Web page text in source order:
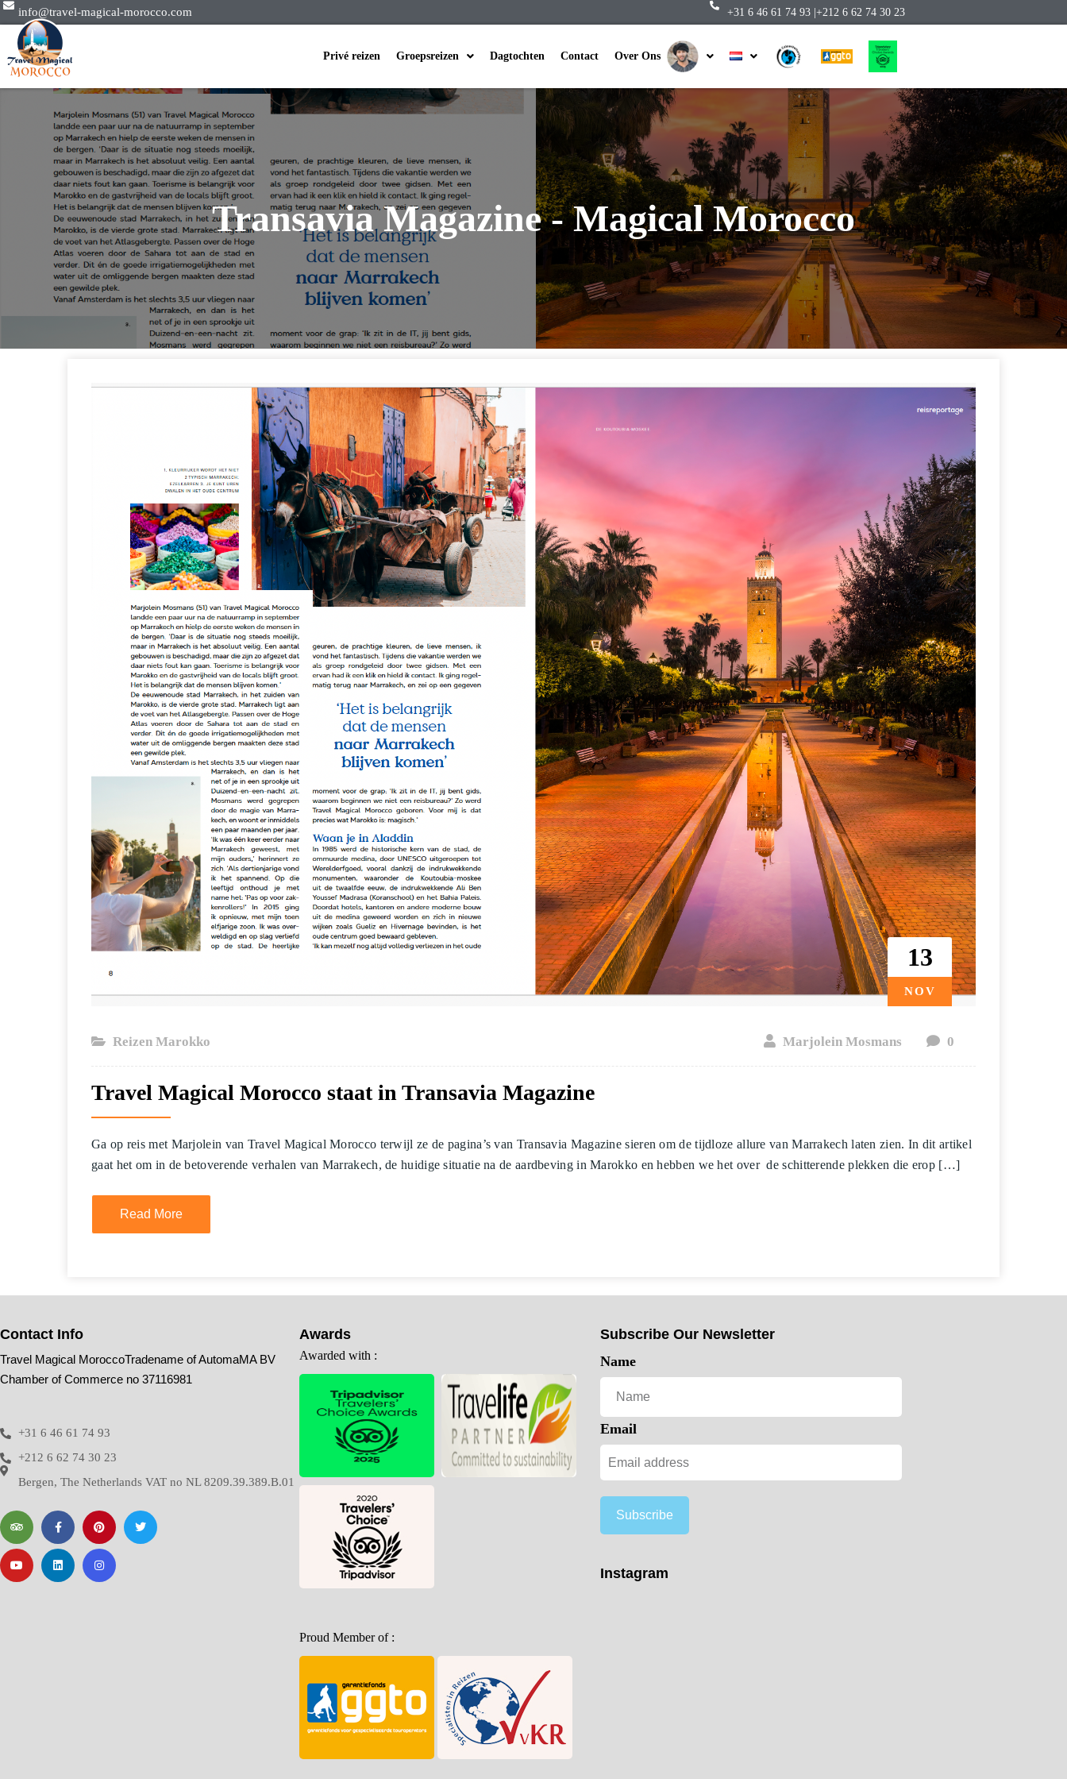
info@travel-magical-morocco.com +31 6 46 61 74 93 | +212 6 62 74 30 23
Privé reizen Groepsreizen Dagtochten Contact Over Ons
Transavia Magazine - Magical Morocco
13
NOV
Reizen Marokko Marjolein Mosmans 0
Travel Magical Morocco staat in Transavia Magazine
Ga op reis met Marjolein van Travel Magical Morocco terwijl ze de pagina’s van Transavia Magazine sieren om de tijdloze allure van Marrakech laten zien. In dit artikel
gaat het om in de betoverende verhalen van Marrakech, de huidige situatie na de aardbeving in Marokko en hebben we het over de schitterende plekken die erop […]
Read More
Contact Info
Travel Magical MoroccoTradename of AutomaMA BV
Chamber of Commerce no 37116981
+31 6 46 61 74 93
+212 6 62 74 30 23
Bergen, The Netherlands VAT no NL 8209.39.389.B.01
Awards
Awarded with :
Proud Member of :
Subscribe Our Newsletter
Name
Email
Subscribe
Instagram